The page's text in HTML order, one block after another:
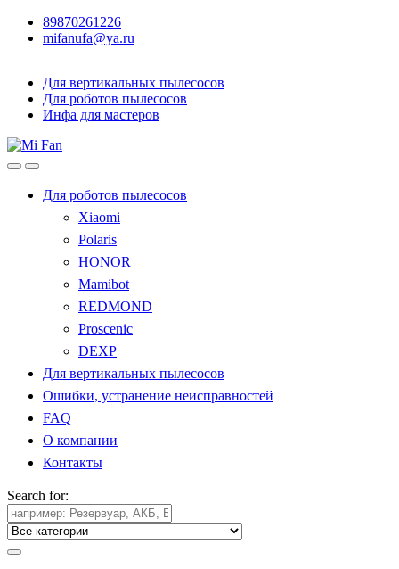
89870261226
mifanufa@ya.ru
Для вертикальных пылесосов
Для роботов пылесосов
Инфа для мастеров
Для роботов пылесосов
Xiaomi
Polaris
HONOR
Mamibot
REDMOND
Proscenic
DEXP
Для вертикальных пылесосов
Ошибки, устранение неисправностей
FAQ
О компании
Контакты
Search for: